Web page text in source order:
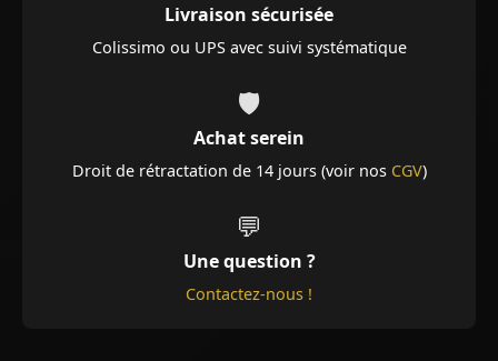
Livraison sécurisée
Colissimo ou UPS avec suivi systématique
🛡️
Achat serein
Droit de rétractation de 14 jours (voir nos CGV)
💬
Une question ?
Contactez-nous !